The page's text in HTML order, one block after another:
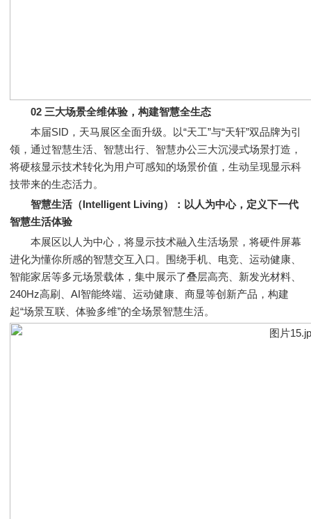
02 三大场景全维体验，构建智慧全生态
本届SID，天马展区全面升级。以“天工”与“天轩”双品牌为引
领，通过智慧生活、智慧出行、智慧办公三大沉浸式场景打造，
将硬核显示技术转化为用户可感知的场景价值，生动呈现显示科
技带来的生态活力。
智慧生活（Intelligent Living）：以人为中心，定义下一代
智慧生活体验
本展区以人为中心，将显示技术融入生活场景，将硬件屏幕
进化为懂你所感的智慧交互入口。围绕手机、电竞、运动健康、
智能家居等多元场景载体，集中展示了叠层高亮、新发光材料、
240Hz高刷、AI智能终端、运动健康、商显等创新产品，构建
起“场景互联、体验多维”的全场景智慧生活。